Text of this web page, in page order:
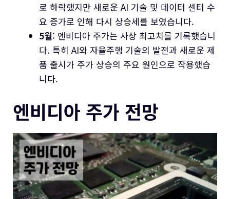
로 하락했지만 새로운 AI 기술 및 데이터 센터 수
요 증가로 인해 다시 상승세를 보였습니다.
5월: 엔비디아 주가는 사상 최고치를 기록했습니
다. 특히 AI와 자율주행 기술의 발전과 새로운 제
품 출시가 주가 상승의 주요 원인으로 작용했습
니다.
엔비디아 주가 전망